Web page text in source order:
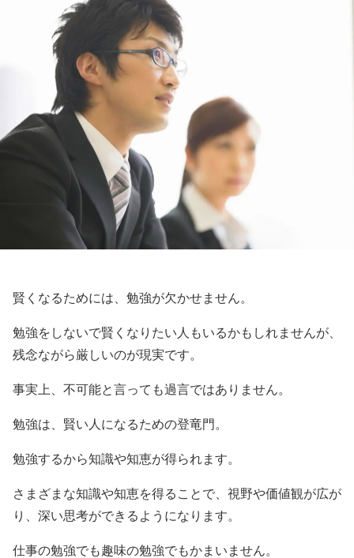
賢くなるためには、勉強が欠かせません。
勉強をしないで賢くなりたい人もいるかもしれませんが、
残念ながら厳しいのが現実です。
事実上、不可能と言っても過言ではありません。
勉強は、賢い人になるための登竜門。
勉強するから知識や知恵が得られます。
さまざまな知識や知恵を得ることで、視野や価値観が広が
り、深い思考ができるようになります。
仕事の勉強でも趣味の勉強でもかまいません。